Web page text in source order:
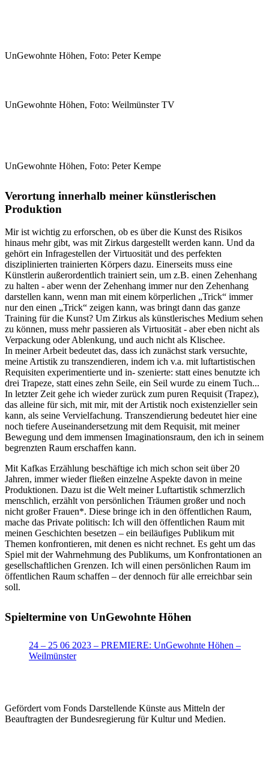
UnGewohnte Höhen, Foto: Peter Kempe
UnGewohnte Höhen, Foto: Weilmünster TV
UnGewohnte Höhen, Foto: Peter Kempe
Verortung innerhalb meiner künstlerischen
Produktion
Mir ist wichtig zu erforschen, ob es über die Kunst des Risikos
hinaus mehr gibt, was mit Zirkus dargestellt werden kann. Und da
gehört ein Infragestellen der Virtuosität und des perfekten
disziplinierten trainierten Körpers dazu. Einerseits muss eine
Künstlerin außerordentlich trainiert sein, um z.B. einen Zehenhang
zu halten - aber wenn der Zehenhang immer nur den Zehenhang
darstellen kann, wenn man mit einem körperlichen „Trick“ immer
nur den einen „Trick“ zeigen kann, was bringt dann das ganze
Training für die Kunst? Um Zirkus als künstlerisches Medium sehen
zu können, muss mehr passieren als Virtuosität - aber eben nicht als
Verpackung oder Ablenkung, und auch nicht als Klischee.
In meiner Arbeit bedeutet das, dass ich zunächst stark versuchte,
meine Artistik zu transzendieren, indem ich v.a. mit luftartistischen
Requisiten experimentierte und in- szenierte: statt eines benutzte ich
drei Trapeze, statt eines zehn Seile, ein Seil wurde zu einem Tuch...
In letzter Zeit gehe ich wieder zurück zum puren Requisit (Trapez),
das alleine für sich, mit mir, mit der Artistik noch existenzieller sein
kann, als seine Vervielfachung. Transzendierung bedeutet hier eine
noch tiefere Auseinandersetzung mit dem Requisit, mit meiner
Bewegung und dem immensen Imaginationsraum, den ich in seinem
begrenzten Raum erschaffen kann.
Mit Kafkas Erzählung beschäftige ich mich schon seit über 20
Jahren, immer wieder fließen einzelne Aspekte davon in meine
Produktionen. Dazu ist die Welt meiner Luftartistik schmerzlich
menschlich, erzählt von persönlichen Träumen großer und noch
nicht großer Frauen*. Diese bringe ich in den öffentlichen Raum,
mache das Private politisch: Ich will den öffentlichen Raum mit
meinen Geschichten besetzen – ein beiläufiges Publikum mit
Themen konfrontieren, mit denen es nicht rechnet. Es geht um das
Spiel mit der Wahrnehmung des Publikums, um Konfrontationen an
gesellschaftlichen Grenzen. Ich will einen persönlichen Raum im
öffentlichen Raum schaffen – der dennoch für alle erreichbar sein
soll.
Spieltermine von UnGewohnte Höhen
24 – 25 06 2023 – PREMIERE: UnGewohnte Höhen –
Weilmünster
Gefördert vom Fonds Darstellende Künste aus Mitteln der
Beauftragten der Bundesregierung für Kultur und Medien.